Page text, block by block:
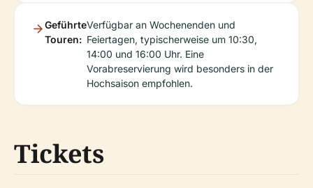
Geführte
Touren:
Verfügbar an Wochenenden und
Feiertagen, typischerweise um 10:30,
14:00 und 16:00 Uhr. Eine
Vorabreservierung wird besonders in der
Hochsaison empfohlen.
Tickets